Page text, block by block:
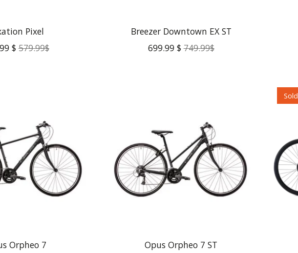
Pixel
$ 579.99$
Breezer Downtown EX ST
699.99 $ 749.99$
Orpheo 7
Opus Orpheo 7 ST